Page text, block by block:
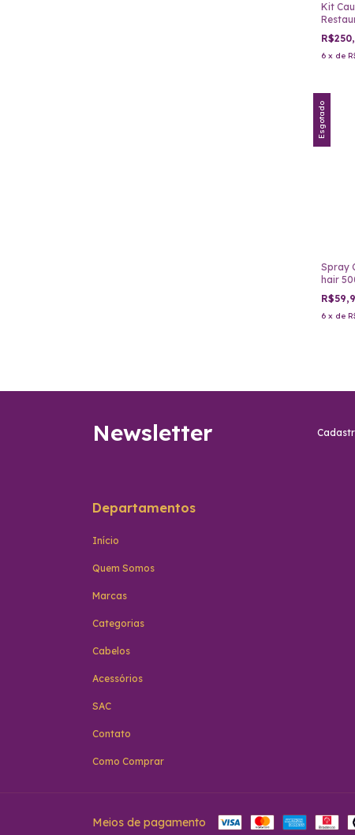
Kit
6 x de
Esgotado
Spray
hair
6 x de
Newsletter
Departamentos
Início
Quem Somos
Marcas
Categorias
Cabelos
Acessórios
SAC
Contato
Como Comprar
Meios de pagamento